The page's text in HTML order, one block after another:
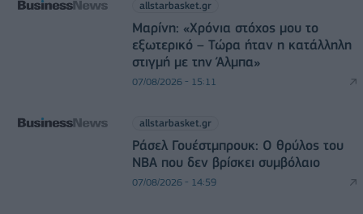
allstarbasket.gr
Μαρίνη: «Χρόνια στόχος μου το
εξωτερικό – Τώρα ήταν η κατάλληλη
στιγμή με την Άλμπα»
07/08/2026 - 15:11
allstarbasket.gr
Ράσελ Γουέστμπρουκ: Ο θρύλος του
NBA που δεν βρίσκει συμβόλαιο
07/08/2026 - 14:59